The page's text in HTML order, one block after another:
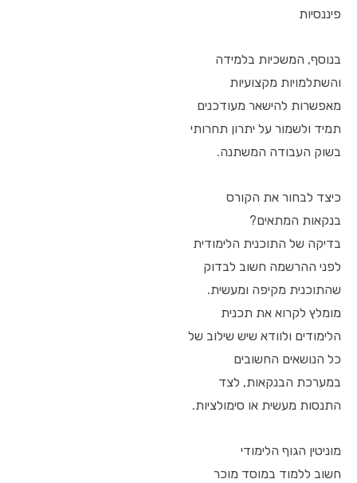
פיננסיות
בנוסף, המשכיות בלמידה
והשתלמויות מקצועיות
מאפשרות להישאר מעודכנים
תמיד ולשמור על יתרון תחרותי
בשוק העבודה המשתנה.
כיצד לבחור את הקורס
בנקאות המתאים?
בדיקה של התוכנית הלימודית
לפני ההרשמה חשוב לבדוק
שהתוכנית מקיפה ומעשית.
מומלץ לקרוא את תכנית
הלימודים ולוודא שיש שילוב של
כל הנושאים החשובים
במערכת הבנקאות, לצד
התנסות מעשית או סימולציות.
מוניטין הגוף הלימודי
חשוב ללמוד במוסד מוכר